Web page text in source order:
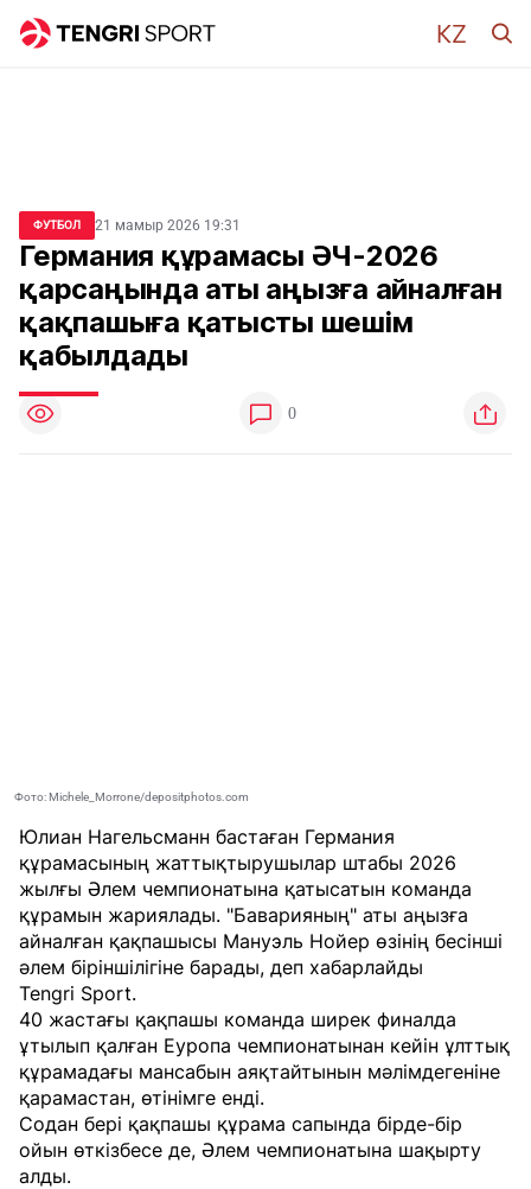
ФУТБОЛ 21 мамыр 2026 19:31
Германия құрамасы ӘЧ-2026
қарсаңында аты аңызға айналған
қақпашыға қатысты шешім
қабылдады
0
Фото: Michele_Morrone/depositphotos.com
Юлиан Нагельсманн бастаған Германия
құрамасының жаттықтырушылар штабы 2026
жылғы Әлем чемпионатына қатысатын команда
құрамын жариялады. "Баварияның" аты аңызға
айналған қақпашысы Мануэль Нойер өзінің бесінші
әлем біріншілігіне барады, деп хабарлайды
Tengri Sport.
40 жастағы қақпашы команда ширек финалда
ұтылып қалған Еуропа чемпионатынан кейін ұлттық
құрамадағы мансабын аяқтайтынын мәлімдегеніне
қарамастан, өтінімге енді.
Содан бері қақпашы құрама сапында бірде-бір
ойын өткізбесе де, Әлем чемпионатына шақырту
алды.